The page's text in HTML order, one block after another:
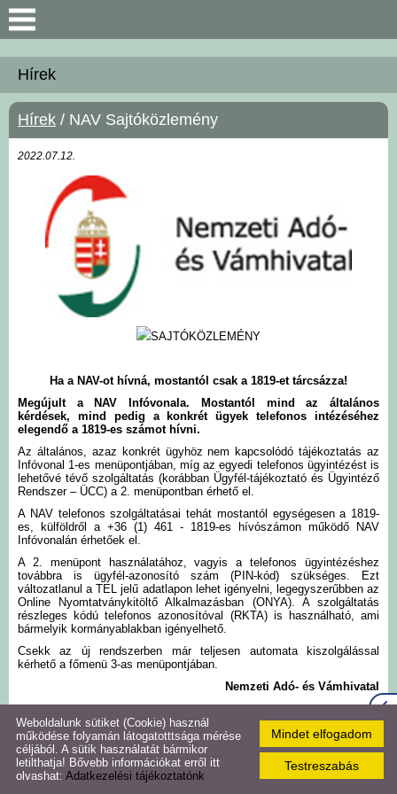
Keresés
Bemutatkozás
Önkormányzat
Polgármesteri Hivatal
Közérdekű információk
Választási információk
Intézmények
Szlovák Önkormányzat
Roma Önkormányzat
Közérdekű adatok
Hirdetmények,
közlemények
Hírmondó újság
Virtuális túra
Galéria
Hírek
Hírek / NAV Sajtóközlemény
2022.07.12.
SAJTÓKÖZLEMÉNY
Ha a NAV-ot hívná, mostantól csak a 1819-et tárcsázza!
Megújult a NAV Infóvonala. Mostantól mind az általános
kérdések, mind pedig a konkrét ügyek telefonos intézéséhez
elegendő a 1819-es számot hívni.
Az általános, azaz konkrét ügyhöz nem kapcsolódó tájékoztatás az
Infóvonal 1-es menüpontjában, míg az egyedi telefonos ügyintézést is
lehetővé tévő szolgáltatás (korábban Ügyfél-tájékoztató és Ügyintéző
Rendszer – ÜCC) a 2. menüpontban érhető el.
A NAV telefonos szolgáltatásai tehát mostantól egységesen a 1819-
es, külföldről a +36 (1) 461 - 1819-es hívószámon működő NAV
Infóvonalán érhetőek el.
A 2. menüpont használatához, vagyis a telefonos ügyintézéshez
továbbra is ügyfél-azonosító szám (PIN-kód) szükséges. Ezt
változatlanul a TEL jelű adatlapon lehet igényelni, legegyszerűbben az
Online Nyomtatványkitöltő Alkalmazásban (ONYA). A szolgáltatás
részleges kódú telefonos azonosítóval (RKTA) is használható, ami
bármelyik kormányablakban igényelhető.
Csekk az új rendszerben már teljesen automata kiszolgálással
kérhető a főmenü 3-as menüpontjában.
Nemzeti Adó- és Vámhivatal
Mindet elfogadom
Testreszabás
Weboldalunk sütiket (Cookie) használ
működése folyamán látogatotttsága mérése
céljából. A sütik használatát bármikor
letilthatja! Bővebb információkat erről itt
olvashat: Adatkezelési tájékoztatónk